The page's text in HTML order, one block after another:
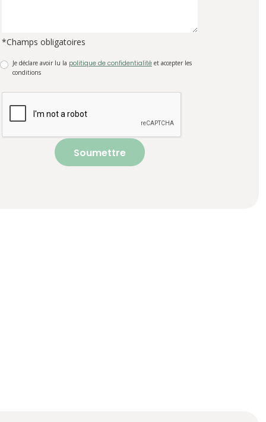
*Champs obligatoires
Je déclare avoir lu la politique de confidentialité et accepter les
conditions
Soumettre